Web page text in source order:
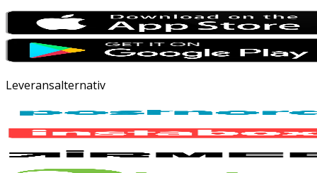
Leveransalternativ